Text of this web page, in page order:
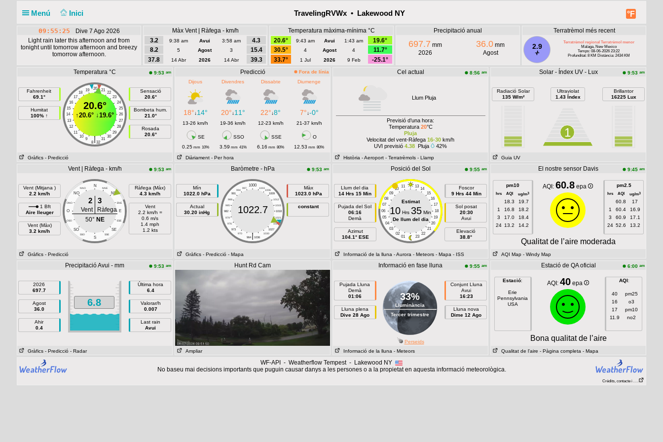
Menú Inici °F
TravelingRVWx • Lakewood NY
09:55:25
Dive 7 Ago 2026
Light rain later this afternoon and from
tonight until tomorrow afternoon and breezy
tomorrow afternoon.
Màx Vent | Ràfega - km/h
3.2
9:38 am Avui 3:58 am
4.3
8.2
5 Agost 3
15.4
37.8
14 Abr 2026 14 Abr 39.3
Temperatura màxima-mínima °C
20.6°
9:43 am Avui 1:43 am
19.6°
30.5°
4 Agost 4
11.7°
33.7°
1 Jul 2026 9 Feb -25.1°
Precipitació anual
697.7 mm
2026
36.0 mm
Agost
Terratrèmol més recent
2.9
Terratrèmol regional Terratrèmol menor
Malaga, New Mexico
Temps: 08-06-2026 23:22
Profunditat: 8 KM Distància: 2434 KM
Temperatura °C 9:53 am
Fahrenheit
69.1°
Humitat
100% ↑
20
19 21
18
22
17
23
16
24
15
25
14
26
13
27
12
28
11
29
10
30
9 31
|
8 32
20.6°
↑20.6° ↓19.6°
Sensació
20.6°
Bombeta hum.
21.0°
Rosada
20.6°
Gràfics - Predicció
Predicció
Fora de línia
Dijous
Divendres Dissabte Diumenge
18°↓14° 20°↓11° 22°↓8° 7°↓-0°
13-26 km/h 19-36 km/h 12-23 km/h 21-37 km/h
SE SSO SSE
O
0.25mm 10% 3.59 mm 41% 6.16 mm 80% 12.53 mm 80%
Diàriament - Per hora
Cel actual 8:56 am
Llum Pluja
Previsió d’una hora:
Temperatura 20°C
Pluja
Velocitat del vent-Ràfega 16-30 km/h
UVI previsió 4.38 Pluja 42%
Història - Aeroport - Terratrèmols - Llamp
Solar - Índex UV - Lux 9:53 am
Radiació Solar
135 W/m²
Ultraviolat
1.43 Índex
1
Brillantor
16225 Lux
Guia UV
Vent | Ràfega - km/h 9:53 am
Vent (Mitjana )
2.2 km/h
1 Bft
Aire lleuger
Vent (Màx)
3.2 km/h
N
NNO NNE
NO NE
ONO ENE
O E
OSO ESE
SO SE
SSO SSE
S
2 3
Vent
Ràfega
50° NE
Ràfega (Màx)
4.3 km/h
Vent
2.2 km/h =
0.6 m/s
1.4 mph
1.2 kts
Gràfics - Predicció
Baròmetre - hPa 9:53 am
Mín
1022.0 hPa
Actual
30.20 inHg
1000
997 1003
994
1006
991
1009
988
1012
985
1015
982
1018
979
1021
976
1024
973
1027
970
1030
|
964 1036
1022.7
Màx
1023.0 hPa
constant
Gràfics - Predicció - Mapa
Posició del Sol 9:55 am
Llum del dia
14 Hrs 15 Min
Pujada del Sol
06:16
Demà
Azimut
104.1° ESE
11 13
10
14
09
15
08
16
07
17
06
18
05
19
04
20
03
21
02
22
01 23
Estimat
10 Hrs 35 Min
De llum del dia
Foscor
9 Hrs 44 Min
Sol posat
20:30
Avui
Elevació
38.8°
Informació de la lluna - Aurora - Meteors - Mapa - ISS
El nostre sensor Davis 9:45 am
pm10
hrs AQI ug/m3
18.3
19.7
1
16.8
18.2
3
17.0
18.4
24 13.2 14.2
AQI: 60.8 epa pm2.5
hrs AQI ug/m3
60.8
17
1
60.4
16.9
3
60.9
17.1
24 52.6 13.2
Qualitat de l’aire moderada
AQI Map - Windy Map
Precipitació Avui - mm 9:53 am
2026
697.7
Agost
36.0
Ahir
0.4
6.8
Última hora
6.4
Valorar/h
0.007
Last rain
Avui
Gràfics - Predicció - Radar
Hunt Rd Cam
Ampliar
Informació en fase lluna 9:55 am
Pujada Lluna
Demà
01:06
Lluna plena
Dive 28 Ago
33%
Lluminància
Tercer trimestre
Conjunt Lluna
Avui
16:23
Lluna nova
Dime 12 Ago
Perseids
Informació de la lluna - Meteors
Estació de QA oficial 6:00 am
Estació:
Erie
Pennsylvania
USA
AQI: 40 epa AQI:
40
pm25
16
o3
17
pm10
11.9
no2
Bona qualitat de l’aire
Qualitat de l'aire - Pàgina completa - Mapa
WF-API - Weatherflow Tempest - Lakewood NY
No baseu mai decisions importants que puguin causar danys a les persones o a la propietat en aquesta informació meteorològica.
Crèdits, contacte i . . .